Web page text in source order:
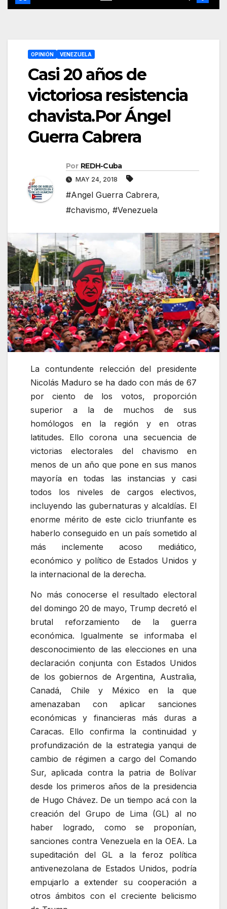
OPINIÓN VENEZUELA
Casi 20 años de
victoriosa resistencia
chavista.Por Ángel
Guerra Cabrera
Por REDH-Cuba
MAY 24, 2018
#Angel Guerra Cabrera,
#chavismo, #Venezuela
La contundente relección del presidente
Nicolás Maduro se ha dado con más de 67
por ciento de los votos, proporción
superior a la de muchos de sus
homólogos en la región y en otras
latitudes. Ello corona una secuencia de
victorias electorales del chavismo en
menos de un año que pone en sus manos
mayoría en todas las instancias y casi
todos los niveles de cargos electivos,
incluyendo las gubernaturas y alcaldías. El
enorme mérito de este ciclo triunfante es
haberlo conseguido en un país sometido al
más inclemente acoso mediático,
económico y político de Estados Unidos y
la internacional de la derecha.
No más conocerse el resultado electoral
del domingo 20 de mayo, Trump decretó el
brutal reforzamiento de la guerra
económica. Igualmente se informaba el
desconocimiento de las elecciones en una
declaración conjunta con Estados Unidos
de los gobiernos de Argentina, Australia,
Canadá, Chile y México en la que
amenazaban con aplicar sanciones
económicas y financieras más duras a
Caracas. Ello confirma la continuidad y
profundización de la estrategia yanqui de
cambio de régimen a cargo del Comando
Sur, aplicada contra la patria de Bolívar
desde los primeros años de la presidencia
de Hugo Chávez. De un tiempo acá con la
creación del Grupo de Lima (GL) al no
haber logrado, como se proponían,
sanciones contra Venezuela en la OEA. La
supeditación del GL a la feroz política
antivenezolana de Estados Unidos, podría
empujarlo a extender su cooperación a
otros ámbitos con el creciente belicismo